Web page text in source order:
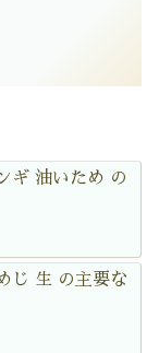
ギ 油いため の
じ 生 の主要な